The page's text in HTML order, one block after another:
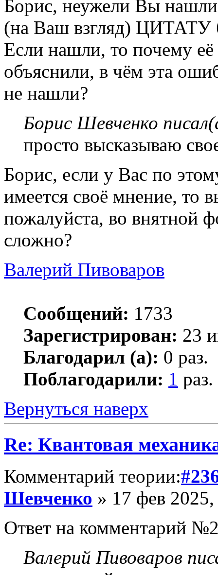
Борис, неужели Вы
(на Ваш взгляд) ЦИТАТУ
Если нашли, то почему её
объяснили, в чём эта
не нашли?
Борис Шевченко
просто высказываю
Борис, если у Вас по
имеется своё мнение, то
пожалуйста, во внятной
сложно?
Валерий Пивоваров
Сообщений: 1733
Зарегистрирован: 23
Благодарил (а): 0 раз.
Поблагодарили: 1 раз.
Вернуться наверх
Re: Квантовая
Комментарий теории:
Шевченко » 17 фев
Ответ на комментарий
Валерий Пивоваров